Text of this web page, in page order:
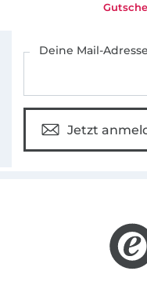
Deine Mail-Adresse
Jetzt